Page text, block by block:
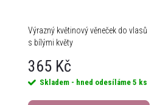
Výrazný květinový věneček do vlasů
s bílými květy
365 Kč
Skladem - hned odesíláme 5 ks